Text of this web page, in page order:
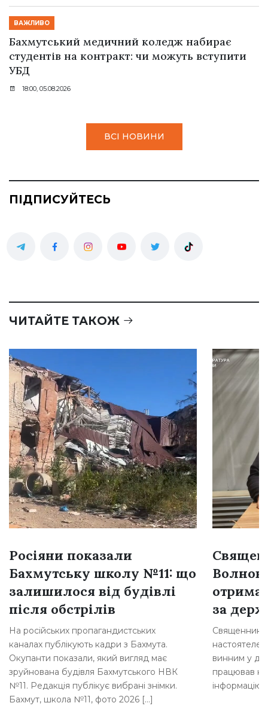
ВАЖЛИВО
Бахмутський медичний коледж набирає
студентів на контракт: чи можуть вступити
УБД
18:00, 05.08.2026
ВСІ НОВИНИ
ПІДПИСУЙТЕСЬ
ЧИТАЙТЕ ТАКОЖ
Росіяни показали
Бахмутську школу №11: що
залишилося від будівлі
після обстрілів
На російських пропагандистських
каналах публікують кадри з Бахмута.
Окупанти показали, який вигляд має
зруйнована будівля Бахмутського НВК
№11. Редакція публікує вибрані знімки.
Бахмут, школа №11, фото 2026 […]
за
Священника
винним у
працював
інформацію